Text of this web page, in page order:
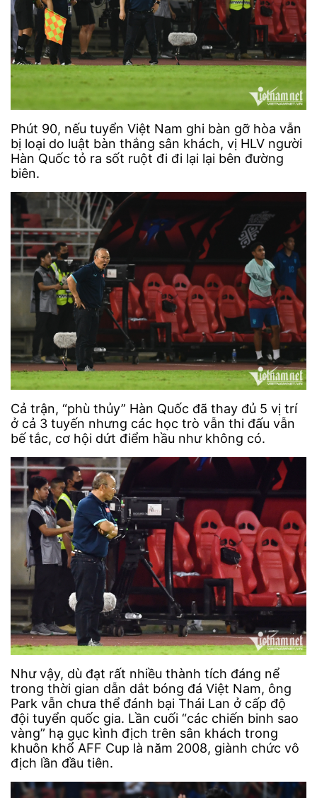
Phút 90, nếu tuyển Việt Nam ghi bàn gỡ hòa vẫn
bị loại do luật bàn thắng sân khách, vị HLV người
Hàn Quốc tỏ ra sốt ruột đi đi lại lại bên đường
biên.
Cả trận, “phù thủy” Hàn Quốc đã thay đủ 5 vị trí
ở cả 3 tuyến nhưng các học trò vẫn thi đấu vẫn
bế tắc, cơ hội dứt điểm hầu như không có.
Như vậy, dù đạt rất nhiều thành tích đáng nể
trong thời gian dẫn dắt bóng đá Việt Nam, ông
Park vẫn chưa thể đánh bại Thái Lan ở cấp độ
đội tuyển quốc gia. Lần cuối “các chiến binh sao
vàng” hạ gục kình địch trên sân khách trong
khuôn khổ AFF Cup là năm 2008, giành chức vô
địch lần đầu tiên.